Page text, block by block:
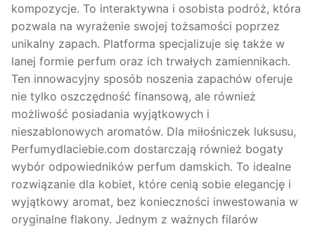
kompozycje. To interaktywna i osobista podróż, która
pozwala na wyrażenie swojej tożsamości poprzez
unikalny zapach. Platforma specjalizuje się także w
lanej formie perfum oraz ich trwałych zamiennikach.
Ten innowacyjny sposób noszenia zapachów oferuje
nie tylko oszczędność finansową, ale również
możliwość posiadania wyjątkowych i
nieszablonowych aromatów. Dla miłośniczek luksusu,
Perfumydlaciebie.com dostarczają również bogaty
wybór odpowiedników perfum damskich. To idealne
rozwiązanie dla kobiet, które cenią sobie elegancję i
wyjątkowy aromat, bez konieczności inwestowania w
oryginalne flakony. Jednym z ważnych filarów